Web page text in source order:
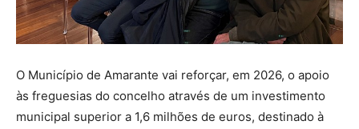
O Município de Amarante vai reforçar, em 2026, o apoio
às freguesias do concelho através de um investimento
municipal superior a 1,6 milhões de euros, destinado à